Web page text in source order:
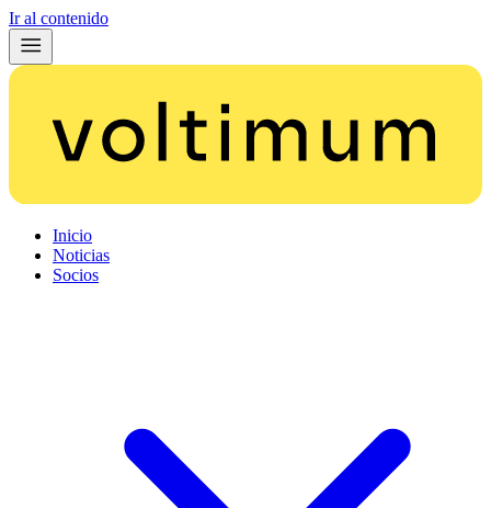
Ir al contenido
Inicio
Noticias
Socios